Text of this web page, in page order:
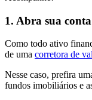
1. Abra sua
Como todo ativo
de uma corretora de
Nesse caso, prefira
fundos imobiliários e